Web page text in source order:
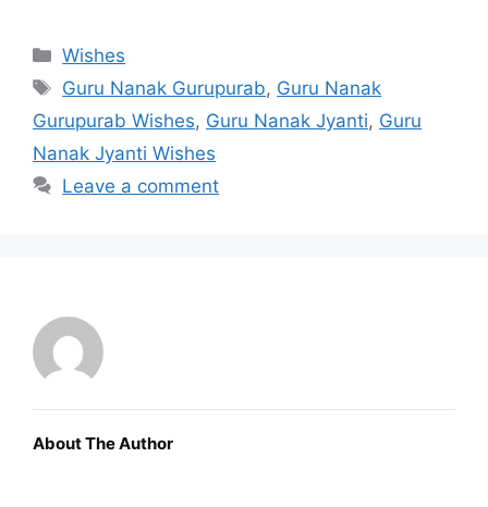
Categories
Wishes
Tags
Guru Nanak Gurupurab, Guru Nanak
Gurupurab Wishes, Guru Nanak Jyanti, Guru
Nanak Jyanti Wishes
Leave a comment
About The Author